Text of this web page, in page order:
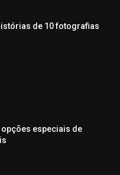
de 10 fotografias
opções especiais de